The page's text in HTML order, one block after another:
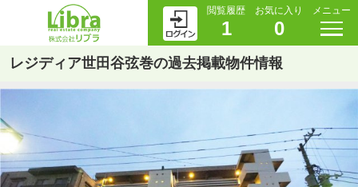
閲覧履歴
1
お気に入り
0
メニュー
レジディア世田谷弦巻の過去掲載物件情報